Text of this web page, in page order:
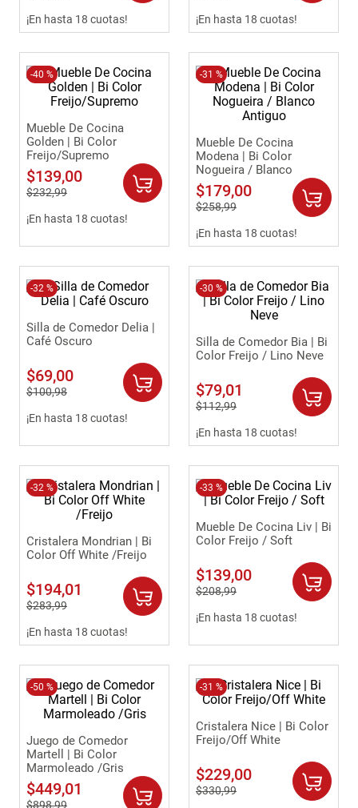
¡En hasta 18 cuotas! ¡En hasta 18 cuotas!
-40 %
Mueble De Cocina
Golden | Bi Color
Freijo/Supremo
$139,00
$232,99
¡En hasta 18 cuotas!
-31 %
Mueble De Cocina
Modena | Bi Color
Nogueira / Blanco
Antiguo
$179,00
$258,99
¡En hasta 18 cuotas!
-32 %
Silla de Comedor Delia |
Café Oscuro
$69,00
$100,98
¡En hasta 18 cuotas!
-30 %
Silla de Comedor Bia | Bi
Color Freijo / Lino Neve
$79,01
$112,99
¡En hasta 18 cuotas!
-32 %
Cristalera Mondrian | Bi
Color Off White /Freijo
$194,01
$283,99
¡En hasta 18 cuotas!
-33 %
Mueble De Cocina Liv | Bi
Color Freijo / Soft
$139,00
$208,99
¡En hasta 18 cuotas!
-50 %
Juego de Comedor
Martell | Bi Color
Marmoleado /Gris
$449,01
$898,99
-31 %
Cristalera Nice | Bi Color
Freijo/Off White
$229,00
$330,99